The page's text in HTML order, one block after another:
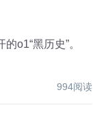
o1“黑历史”。
994阅读